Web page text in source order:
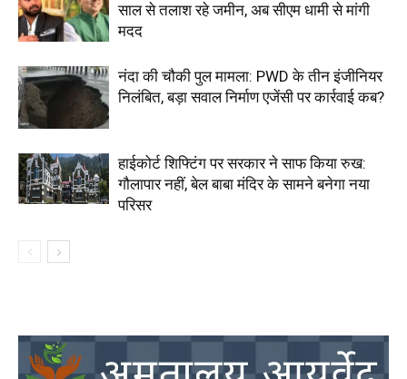
साल से तलाश रहे जमीन, अब सीएम धामी से मांगी
मदद
नंदा की चौकी पुल मामला: PWD के तीन इंजीनियर
निलंबित, बड़ा सवाल निर्माण एजेंसी पर कार्रवाई कब?
हाईकोर्ट शिफ्टिंग पर सरकार ने साफ किया रुख:
गौलापार नहीं, बेल बाबा मंदिर के सामने बनेगा नया
परिसर